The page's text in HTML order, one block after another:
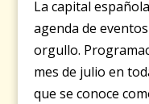
La capital
agenda de
orgullo.
mes de julio en
que se conoce